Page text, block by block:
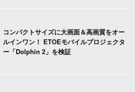
コンパクトサイズに大画面＆高画質をオー
ルインワン！ ETOEモバイルプロジェクタ
ー「Dolphin 2」を検証